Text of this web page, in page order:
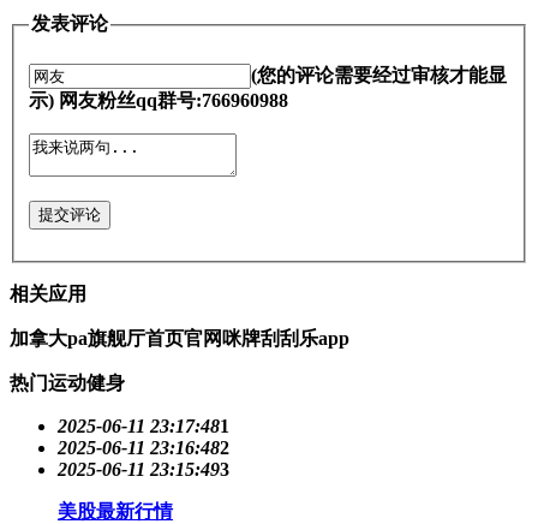
发表评论
(您的评论需要经过审核才能显
示) 网友粉丝qq群号:766960988
提交评论
相关应用
加拿大pa旗舰厅首页官网咪牌刮刮乐app
热门运动健身
2025-06-11 23:17:481
2025-06-11 23:16:482
2025-06-11 23:15:493
美股最新行情